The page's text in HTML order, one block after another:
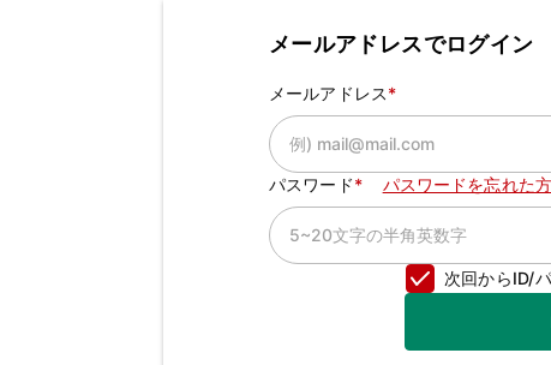
メールアドレスでログイン
メールアドレス
パスワード パスワードを忘れた
次回からID/